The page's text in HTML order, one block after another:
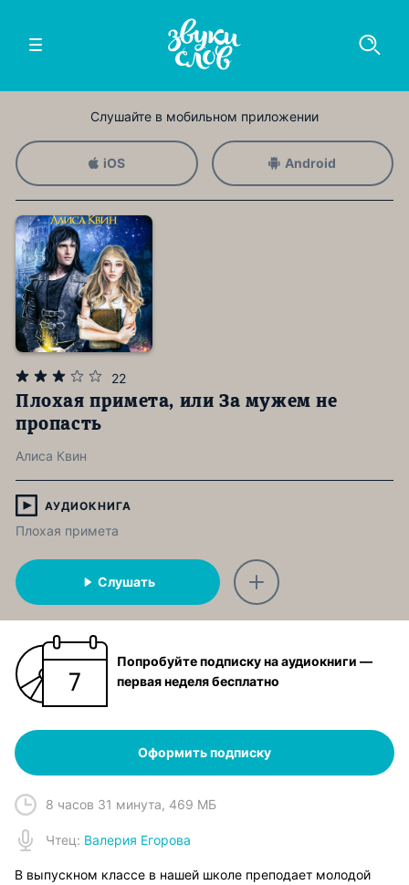
Слушайте в мобильном приложении
iOS Android
22
Плохая примета, или За мужем не
пропасть
Алиса Квин
АУДИОКНИГА
Плохая примета
Слушать
Попробуйте подписку на аудиокниги —
первая неделя бесплатно
Оформить подписку
8 часов 31 минута, 469 МБ
Чтец: Валерия Егорова
В выпускном классе в нашей школе преподает молодой